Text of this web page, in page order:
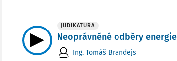
JUDIKATURA
Neoprávněné odběry energie
Ing. Tomáš Brandejs